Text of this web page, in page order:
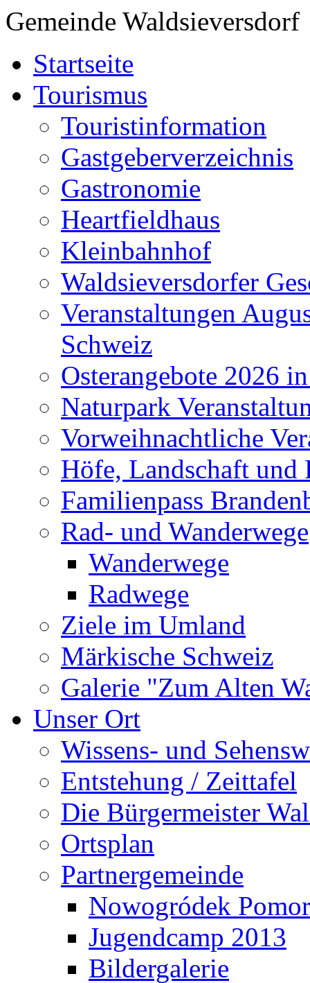
Gemeinde Waldsieversdorf
Startseite
Tourismus
Touristinformation
Gastgeberverzeichnis
Gastronomie
Heartfieldhaus
Kleinbahnhof
Waldsieversdorfer
Veranstaltungen
Schweiz
Osterangebote 2026
Naturpark
Vorweihnachtliche
Höfe, Landschaft und
Familienpass
Rad- und Wanderwege
Wanderwege
Radwege
Ziele im Umland
Märkische Schweiz
Galerie "Zum Alten
Unser Ort
Wissens- und
Entstehung / Zeittafel
Die Bürgermeister
Ortsplan
Partnergemeinde
Nowogródek
Jugendcamp 2013
Bildergalerie